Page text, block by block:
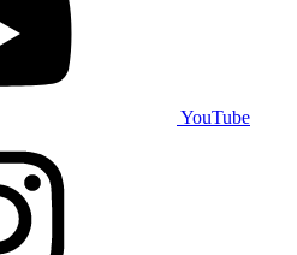
YouTube